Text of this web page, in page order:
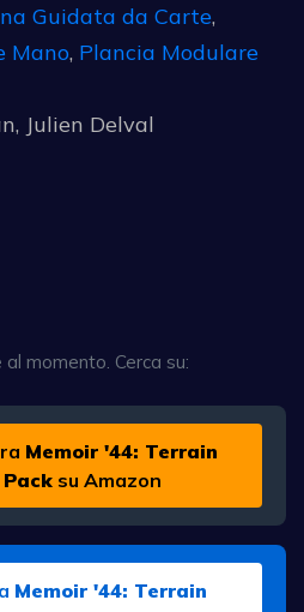
Guidata da Carte,
Mano, Plancia Modulare
Julien Delval
momento. Cerca su:
Memoir '44: Terrain
Packsu Amazon
Memoir '44: Terrain